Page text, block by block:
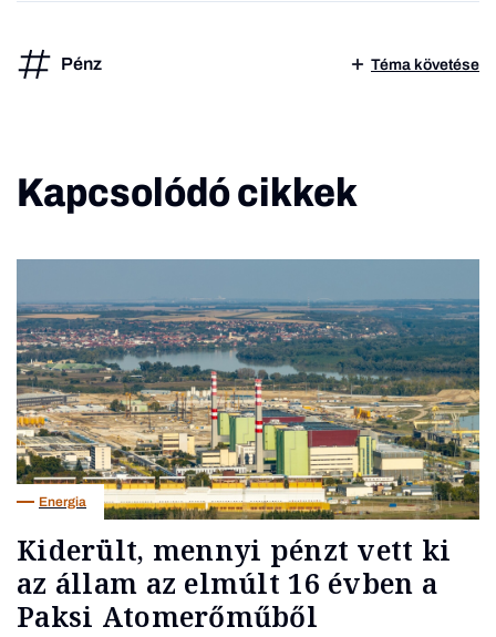
Pénz Téma követése
Kapcsolódó cikkek
Energia
Kiderült, mennyi pénzt vett ki
az állam az elmúlt 16 évben a
Paksi Atomerőműből